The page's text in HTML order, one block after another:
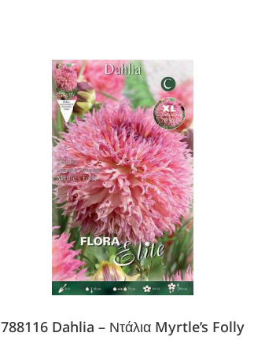
788116 Dahlia – Ντάλια Myrtle’s Folly